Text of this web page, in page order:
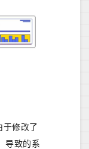
于修改了
导致的系